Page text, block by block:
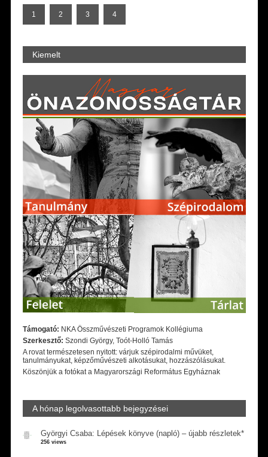
1 2 3 4
Kiemelt
Támogató: NKA Összművészeti Programok Kollégiuma
Szerkesztő: Szondi György, Toót-Holló Tamás
A rovat természetesen nyitott: várjuk szépirodalmi művüket,
tanulmányukat, képzőművészeti alkotásukat, hozzászólásukat.
Köszönjük a fotókat a Magyarországi Református Egyháznak
A hónap legolvasottabb bejegyzései
Györgyi Csaba: Lépések könyve (napló) – újabb részletek*
256 views